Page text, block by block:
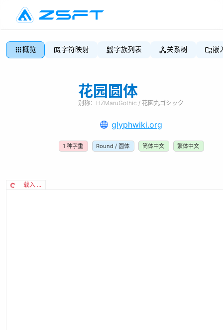
概览 字符映射 字族列表 关系树 嵌
花园圆体
别称： HZMaruGothic / 花園丸ゴシック
glyphwiki.org
1 种字重 Round / 圆体 简体中文 繁体中文
载入 ...